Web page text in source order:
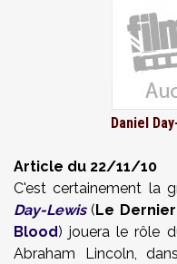
Daniel
Article du 22/11/10
C'est certainement la
Day-Lewis(Le
Blood) jouera le rôle
Abraham Lincoln,